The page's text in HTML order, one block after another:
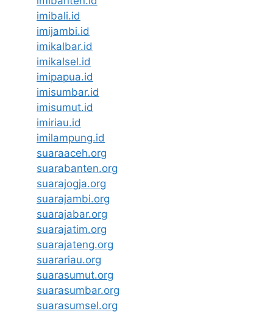
imibali.id
imijambi.id
imikalbar.id
imikalsel.id
imipapua.id
imisumbar.id
imisumut.id
imiriau.id
imilampung.id
suaraaceh.org
suarabanten.org
suarajogja.org
suarajambi.org
suarajabar.org
suarajatim.org
suarajateng.org
suarariau.org
suarasumut.org
suarasumbar.org
suarasumsel.org